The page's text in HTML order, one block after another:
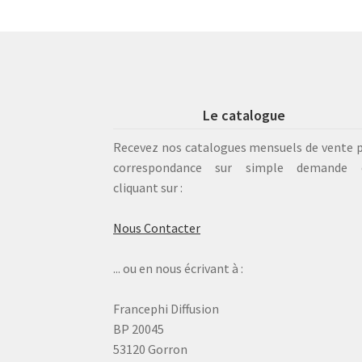
Le catalogue
Recevez nos catalogues mensuels de vente
correspondance sur simple demande
cliquant sur :
Nous Contacter
... ou en nous écrivant à :
Francephi Diffusion
BP 20045
53120 Gorron